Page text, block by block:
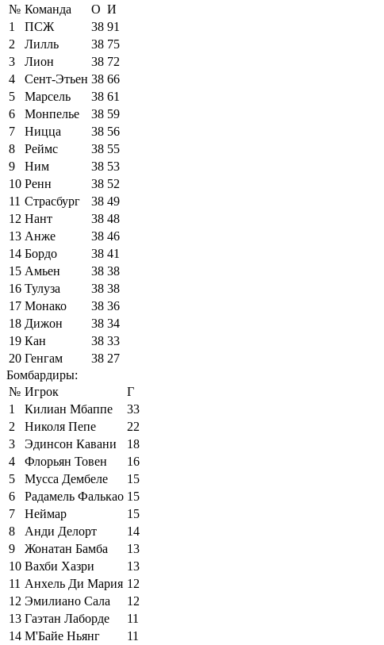
№ Команда О И
1
ПСЖ 38 91
2
Лилль 38 75
3
Лион 38 72
4
Сент-Этьен 38 66
5
Марсель 38 61
6
Монпелье 38 59
7
Ницца 38 56
8
Реймс 38 55
9
Ним 38 53
10 Ренн 38 52
11 Страсбург 38 49
12 Нант 38 48
13 Анже 38 46
14 Бордо 38 41
15 Амьен 38 38
16 Тулуза 38 38
17 Монако 38 36
18 Дижон 38 34
19 Кан 38 33
20 Генгам 38 27
Бомбардиры:
№ Игрок
Г
1
Килиан Мбаппе
33
2
Николя Пепе
22
3
Эдинсон Кавани
18
4
Флорьян Товен
16
5
Мусса Дембеле
15
6
Радамель Фалькао 15
7
Неймар
15
8
Анди Делорт
14
9
Жонатан Бамба
13
10 Вахби Хазри
13
11 Анхель Ди Мария 12
12 Эмилиано Сала
12
13 Гаэтан Лаборде
11
14 М'Байе Ньянг
11